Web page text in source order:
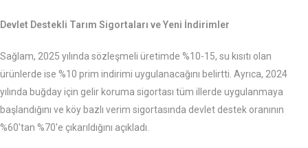
Devlet Destekli Tarım Sigortaları ve Yeni İndirimler
Sağlam, 2025 yılında sözleşmeli üretimde %10-15, su kısıtı olan
ürünlerde ise %10 prim indirimi uygulanacağını belirtti. Ayrıca, 2024
yılında buğday için gelir koruma sigortası tüm illerde uygulanmaya
başlandığını ve köy bazlı verim sigortasında devlet destek oranının
%60'tan %70'e çıkarıldığını açıkladı.